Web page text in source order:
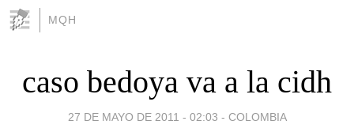
MQH
caso bedoya va a la cidh
27 DE MAYO DE 2011 - 02:03 - COLOMBIA